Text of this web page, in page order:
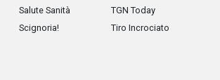
Salute Sanità
Scignoria!
TGN Today
Tiro Incrociato